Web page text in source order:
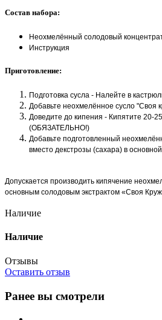
Состав набора:
Неохмелённый солодовый
Инструкция
Приготовление:
Подготовка сусла - Налейте в
Добавьте неохмелённое сусло "Своя
Доведите до кипения - Кипятите 20-
(ОБЯЗАТЕЛЬНО!)
Добавьте подготовленный
вместо декстрозы (сахара) в
Допускается производить кипячение
основным солодовым экстрактом «Своя
Наличие
Наличие
Отзывы
Оставить отзыв
Ранее вы смотрели